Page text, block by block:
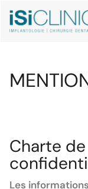
Charte
Les